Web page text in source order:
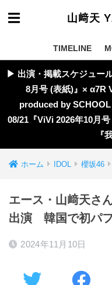
山﨑天
TIMELINE
▶︎ 出演・掲載スケジュー
8月号 (表紙)』× α7R
produced by
08/21『ViVi 2026年10月
『
ホーム IDOL 櫻坂46
エース・山﨑天さ
出演 韓国で初パ
2024年11月10日